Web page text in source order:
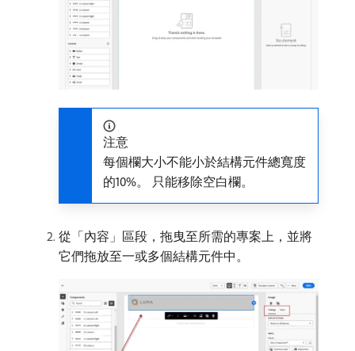
注意
每個欄大小不能小於結構元件總寬度
的10%。 只能移除空白欄。
從「內容」區段，拖曳至所需的專案上，並將
它們拖放至一或多個結構元件中。